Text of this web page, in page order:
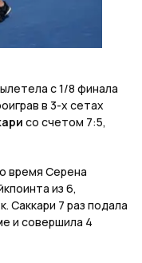
с 1/8 финала
в 3-х сетах
со счетом 7:5,
время Серена
из 6,
Саккари 7 раз подала
и совершила 4